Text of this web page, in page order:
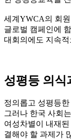
세계YWCA의 회
글로벌 캠페인에
대회의에도 지속
성평등 의식
정의롭고 성평등
그러나 한국 사회
여성차별이 내재
결해야 할 과제가